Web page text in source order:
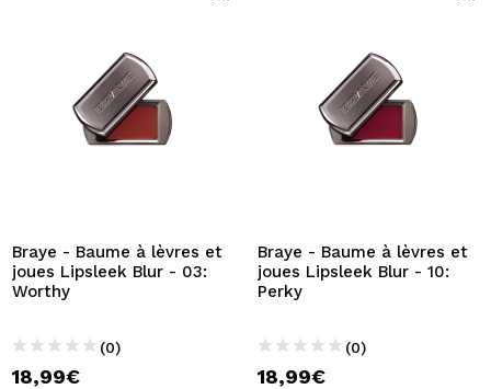
Braye - Baume à lèvres et
joues Lipsleek Blur - 03:
Worthy
(0)
18,99€
Braye - Baume à lèvres et
joues Lipsleek Blur - 10:
Perky
(0)
18,99€